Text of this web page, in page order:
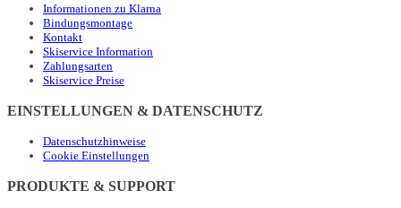
Informationen zu Klarna
Bindungsmontage
Kontakt
Skiservice Information
Zahlungsarten
Skiservice Preise
EINSTELLUNGEN & DATENSCHUTZ
Datenschutzhinweise
Cookie Einstellungen
PRODUKTE & SUPPORT